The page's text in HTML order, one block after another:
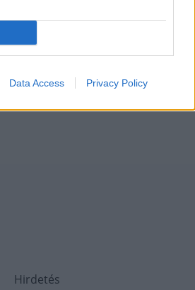
Data Access Privacy Policy
Hirdetés